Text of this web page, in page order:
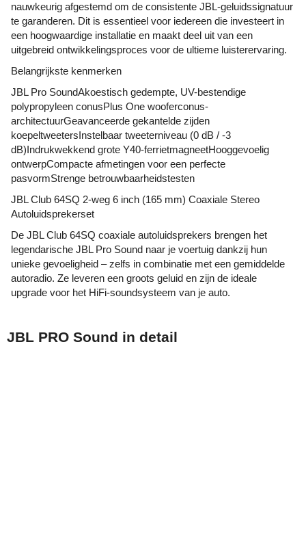
nauwkeurig afgestemd om de consistente JBL-geluidssignatuur
te garanderen. Dit is essentieel voor iedereen die investeert in
een hoogwaardige installatie en maakt deel uit van een
uitgebreid ontwikkelingsproces voor de ultieme luisterervaring.
Belangrijkste kenmerken
JBL Pro SoundAkoestisch gedempte, UV-bestendige
polypropyleen conusPlus One wooferconus-
architectuurGeavanceerde gekantelde zijden
koepeltweetersInstelbaar tweeterniveau (0 dB / -3
dB)Indrukwekkend grote Y40-ferrietmagneetHooggevoelig
ontwerpCompacte afmetingen voor een perfecte
pasvormStrenge betrouwbaarheidstesten
JBL Club 64SQ 2-weg 6 inch (165 mm) Coaxiale Stereo
Autoluidsprekerset
De JBL Club 64SQ coaxiale autoluidsprekers brengen het
legendarische JBL Pro Sound naar je voertuig dankzij hun
unieke gevoeligheid – zelfs in combinatie met een gemiddelde
autoradio. Ze leveren een groots geluid en zijn de ideale
upgrade voor het HiFi-soundsysteem van je auto.
JBL PRO Sound in detail